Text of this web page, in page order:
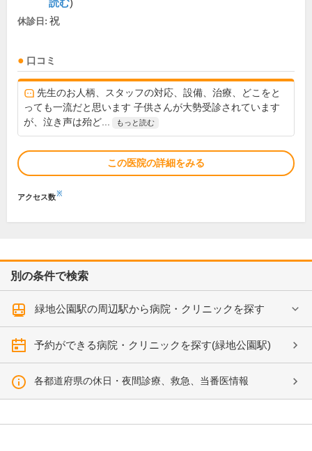
読む)
休診日: 祝
口コミ
先生のお人柄、スタッフの対応、設備、治療、どこをと
っても一流だと思います 子供さんが大勢受診されています
が、泣き声は殆ど...
もっと読む
この医院の詳細をみる
アクセス数※
別の条件で検索
緑地公園駅の周辺駅から病院・クリニックを探す
予約ができる病院・クリニックを探す(緑地公園駅)
各都道府県の休日・夜間診療、救急、当番医情報